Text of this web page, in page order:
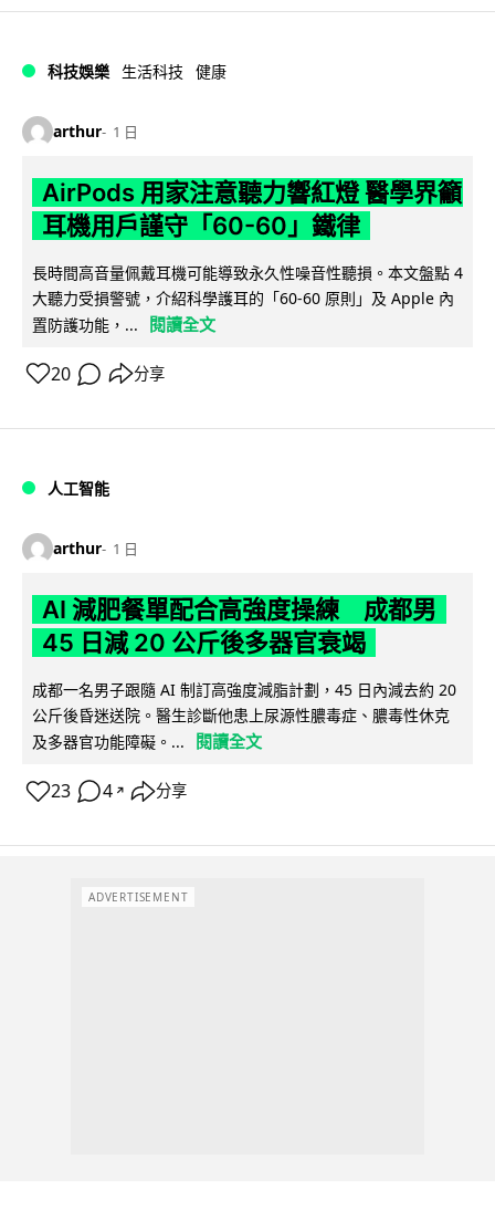
科技娛樂 生活科技 健康
arthur 1 日
AirPods 用家注意聽力響紅燈 醫學界籲
耳機用戶謹守「60-60」鐵律
長時間高音量佩戴耳機可能導致永久性噪音性聽損。本文盤點 4
大聽力受損警號，介紹科學護耳的「60-60 原則」及 Apple 內
置防護功能，...
閱讀全文
20 分享
人工智能
arthur 1 日
AI 減肥餐單配合高強度操練 成都男
45 日減 20 公斤後多器官衰竭
成都一名男子跟隨 AI 制訂高強度減脂計劃，45 日內減去約 20
公斤後昏迷送院。醫生診斷他患上尿源性膿毒症、膿毒性休克
及多器官功能障礙。...
閱讀全文
23 4 ↗ 分享
ADVERTISEMENT